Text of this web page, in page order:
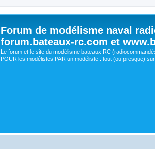
Forum de modélisme naval
forum.bateaux-rc.com et
Le forum et le site du modélisme bateaux RC
POUR les modélistes PAR un modéliste : tout (ou presque)